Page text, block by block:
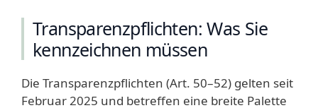
Transparenzpflichten: Was Sie
kennzeichnen müssen
Die Transparenzpflichten (Art. 50–52) gelten seit
Februar 2025 und betreffen eine breite Palette